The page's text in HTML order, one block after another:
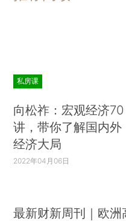
私房课
向松祚：宏观经济70
讲，带你了解国内外
经济大局
2022年04月06日
最新财新周刊｜欧洲